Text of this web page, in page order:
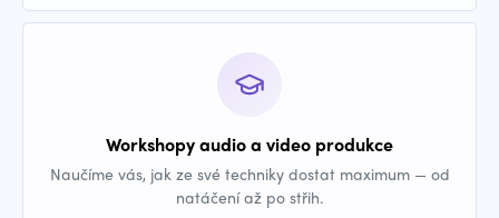
Workshopy audio a video produkce
Naučíme vás, jak ze své techniky dostat maximum — od
natáčení až po střih.